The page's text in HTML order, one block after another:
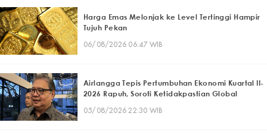
Harga Emas Melonjak ke Level Tertinggi Hampir
Tujuh Pekan
06/08/2026 06:47 WIB
Airlangga Tepis Pertumbuhan Ekonomi Kuartal II-
2026 Rapuh, Soroti Ketidakpastian Global
05/08/2026 22:30 WIB